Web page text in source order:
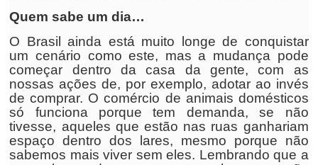
Quem sabe um dia…
O Brasil ainda está muito longe de conquistar
um cenário como este, mas a mudança pode
começar dentro da casa da gente, com as
nossas ações de, por exemplo, adotar ao invés
de comprar. O comércio de animais domésticos
só funciona porque tem demanda, se não
tivesse, aqueles que estão nas ruas ganhariam
espaço dentro dos lares, mesmo porque não
sabemos mais viver sem eles. Lembrando que a